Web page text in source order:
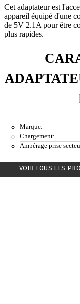
Cet adaptateur est
appareil équipé d'une
de 5V 2.1A pour être
plus rapides.
Marque:
Chargement:
Ampérage prise
VOIR TOUS LES